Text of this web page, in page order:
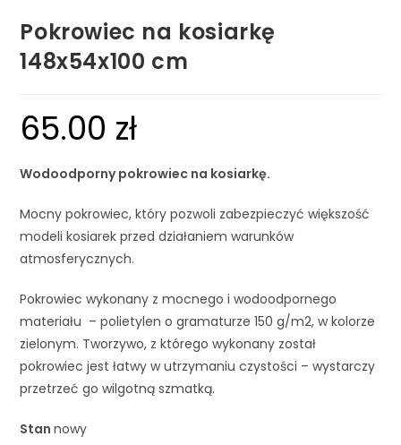
Pokrowiec na kosiarkę
148x54x100 cm
65.00 zł
Wodoodporny pokrowiec na kosiarkę.
Mocny pokrowiec, który pozwoli zabezpieczyć większość
modeli kosiarek przed działaniem warunków
atmosferycznych.
Pokrowiec wykonany z mocnego i wodoodpornego
materiału – polietylen o gramaturze 150 g/m2, w kolorze
zielonym. Tworzywo, z którego wykonany został
pokrowiec jest łatwy w utrzymaniu czystości – wystarczy
przetrzeć go wilgotną szmatką.
Stannowy